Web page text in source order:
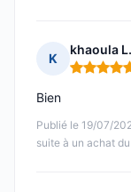
K
khaoula L.
Note : 5
Publié le 19/07/
suite à un achat
Bien